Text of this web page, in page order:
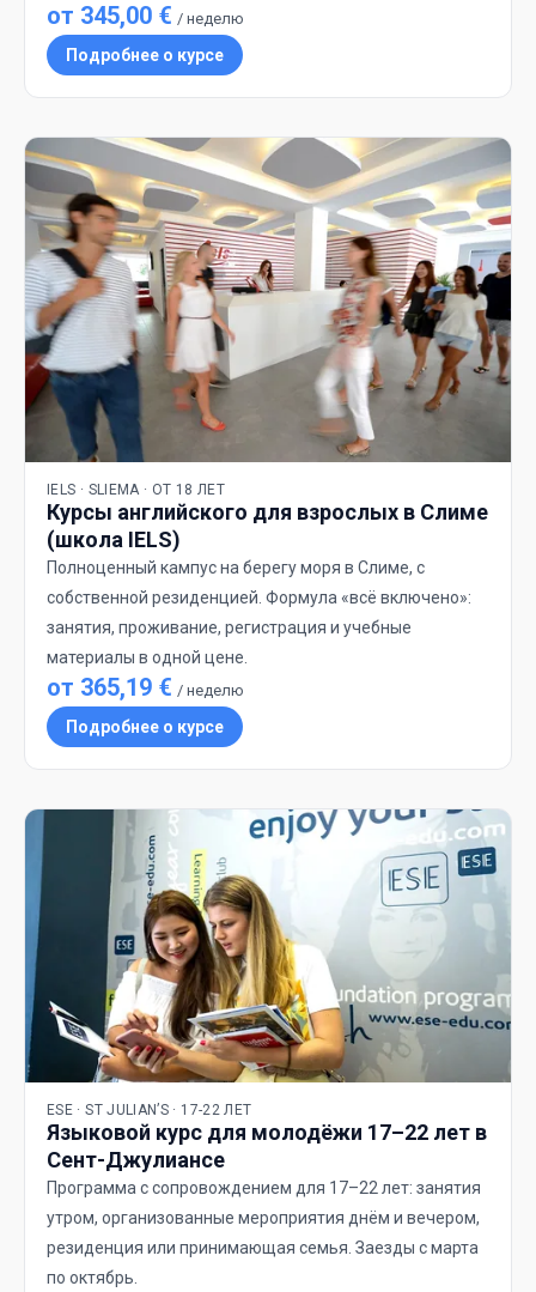
от 345,00 € / неделю
Подробнее о курсе
IELS · SLIEMA · ОТ 18 ЛЕТ
Курсы английского для взрослых в Слиме
(школа IELS)
Полноценный кампус на берегу моря в Слиме, с
собственной резиденцией. Формула «всё включено»:
занятия, проживание, регистрация и учебные
материалы в одной цене.
от 365,19 € / неделю
Подробнее о курсе
ESE · ST JULIAN’S · 17-22 ЛЕТ
Языковой курс для молодёжи 17–22 лет в
Сент-Джулиансе
Программа с сопровождением для 17–22 лет: занятия
утром, организованные мероприятия днём и вечером,
резиденция или принимающая семья. Заезды с марта
по октябрь.